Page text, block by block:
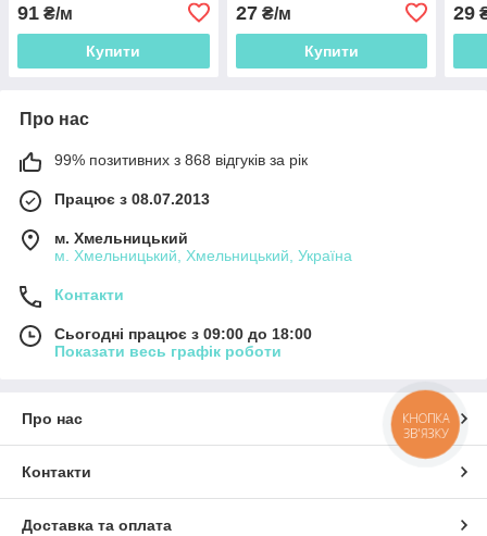
91 ₴/м
Купити
27₴/м
Купити
29
Про нас
99% позитивних з 868 відгуків за рік
Працює з 08.07.2013
м. Хмельницький
м. Хмельницький, Хмельницький, Україна
Контакти
Сьогодні працює з 09:00 до 18:00
Показати весь графік роботи
Про нас
Контакти
Доставка та оплата
КНОПКА
ЗВ'ЯЗКУ